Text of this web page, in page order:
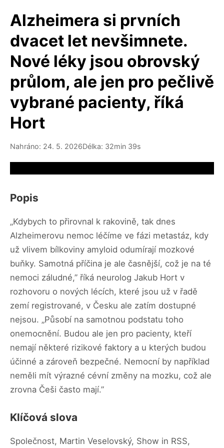
Alzheimera si prvních
dvacet let nevšimnete.
Nové léky jsou obrovský
průlom, ale jen pro pečlivě
vybrané pacienty, říká
Hort
Nahráno: 24. 5. 2026Délka: 32min 39s
Popis
„Kdybych to přirovnal k rakovině, tak dnes
Alzheimerovu nemoc léčíme ve fázi metastáz, kdy
už vlivem bílkoviny amyloid odumírají mozkové
buňky. Samotná příčina je ale časnější, což je na té
nemoci záludné,” říká neurolog Jakub Hort v
rozhovoru o nových lécích, které jsou už v řadě
zemí registrované, v Česku ale zatím dostupné
nejsou. „Působí na samotnou podstatu toho
onemocnění. Budou ale jen pro pacienty, kteří
nemají některé rizikové faktory a u kterých budou
účinné a zároveň bezpečné. Nemocní by například
neměli mít výrazné cévní změny na mozku, což ale
zrovna Češi často mají.”
Klíčová slova
Společnost, Martin Veselovský, Show in RSS,